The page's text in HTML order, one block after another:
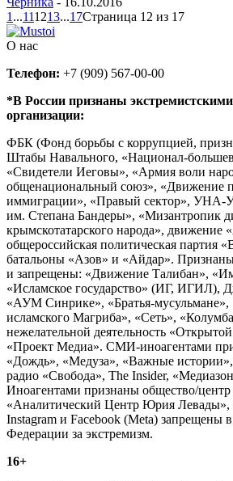
1 ...111213...17Страница 12 из 17
О нас
Телефон: +7 (909) 567-00-00
*В России признаны
организации:
ФБК (Фонд борьбы с коррупцией,
Штабы Навального, «Национал-
«Свидетели Иеговы», «Армия воли
общенациональный союз», «Движение
иммиграции», «Правый сектор»,
им. Степана Бандеры», «Мизантропик
крымскотатарского народа», движение
общероссийская политическая партия
батальоны «Азов» и «Айдар».
и запрещены: «Движение Талибан»,
«Исламское государство» (ИГ, ИГИЛ),
«АУМ Синрике», «Братья-мусульмане»,
исламского Магриба», «Сеть»,
нежелательной деятельность
«Проект Медиа». СМИ-иноагентами
«Дождь», «Медуза», «Важные
радио «Свобода», The Insider,
Иноагентами признаны общество/
«Аналитический Центр Юрия Левады»,
Instagram и Facebook (Metа) запрещены
Федерации за экстремизм.
16+